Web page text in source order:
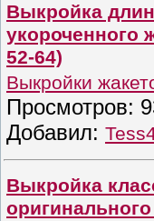
Выкройка
укороченного
52-64)
Выкройки
Просмотров:
Добавил:
Выкройка